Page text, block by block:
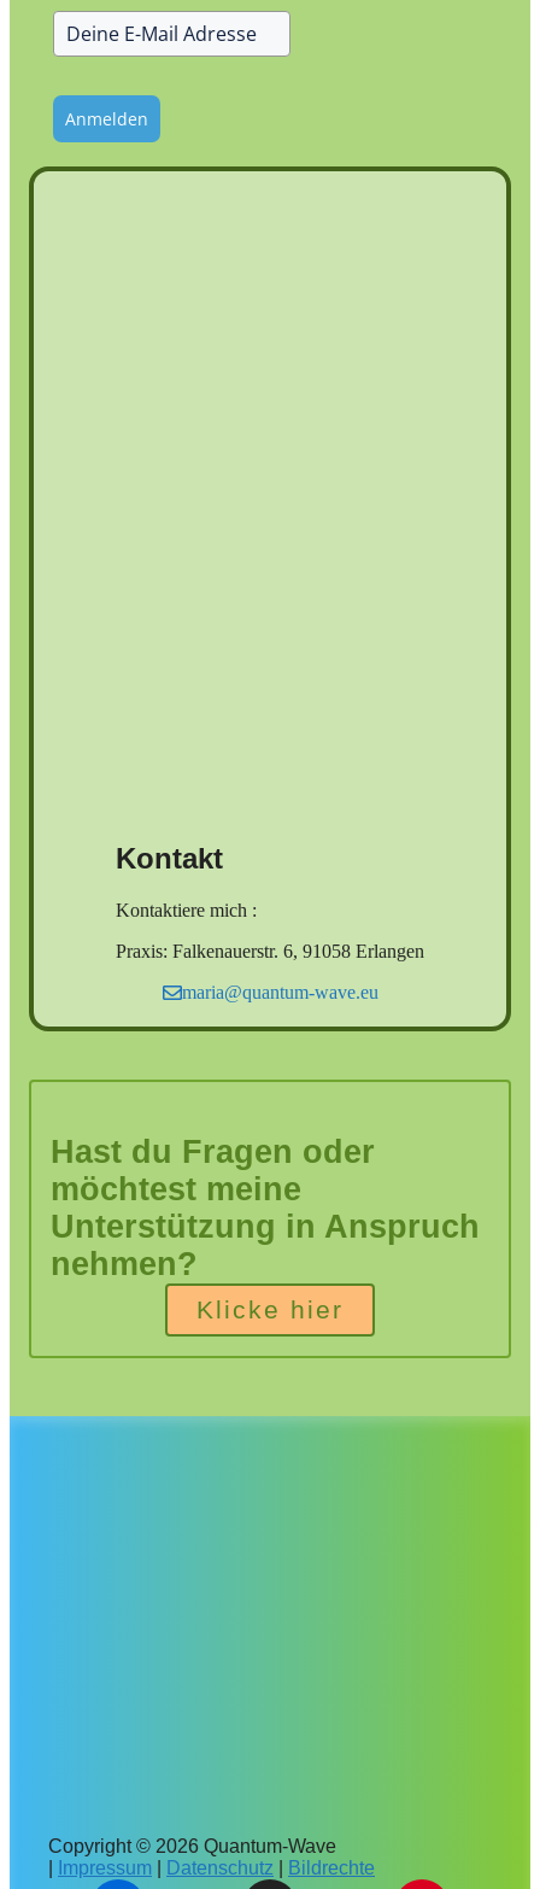
Anmelden
Kontakt
Kontaktiere mich :
Praxis: Falkenauerstr. 6, 91058 Erlangen
maria@quantum-wave.eu
Hast du Fragen oder
möchtest meine
Unterstützung in Anspruch
nehmen?
Klicke hier
Copyright © 2026 Quantum-Wave
Impressum Datenschutz Bildrechte